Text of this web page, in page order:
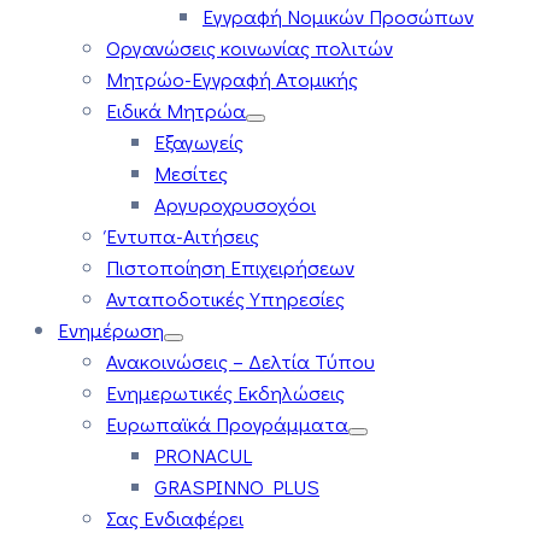
Εγγραφή Νομικών Προσώπων
Οργανώσεις κοινωνίας πολιτών
Μητρώο-Εγγραφή Ατομικής
Ειδικά Μητρώα
Εξαγωγείς
Μεσίτες
Αργυροχρυσοχόοι
Έντυπα-Αιτήσεις
Πιστοποίηση Επιχειρήσεων
Ανταποδοτικές Υπηρεσίες
Ενημέρωση
Ανακοινώσεις – Δελτία Τύπου
Ενημερωτικές Εκδηλώσεις
Ευρωπαϊκά Προγράμματα
PRONACUL
GRASPINNO PLUS
Σας Ενδιαφέρει